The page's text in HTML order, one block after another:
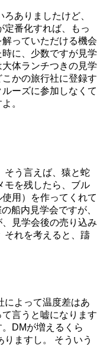
ありましたけど、
定番化すれば、もっ
っていただける機会
に、少数ですが見学
体ランチつきの見学
かの旅行社に登録す
ーズに参加しなくて
。
そう言えば、猿と蛇
モを残したら、ブル
用）を作ってくれて
船内見学会ですが、
見学会後の売り込み
それを考えると、躊
によって温度差はあ
言うと嘘になります
DMが増えるくら
ますし。 そういう